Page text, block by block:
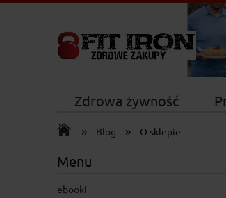
Zdrowa żywność
Nowości
» Blog » O sklepie
Menu
ebooki